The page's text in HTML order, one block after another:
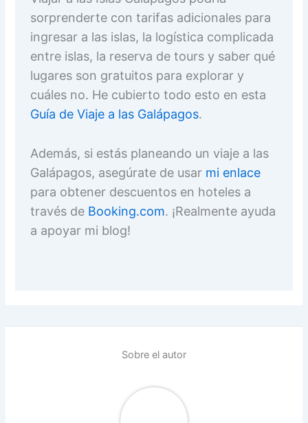
sorprenderte con tarifas adicionales para
ingresar a las islas, la logística complicada
entre islas, la reserva de tours y saber qué
lugares son gratuitos para explorar y
cuáles no. He cubierto todo esto en esta
Guía de Viaje a las Galápagos.
Además, si estás planeando un viaje a las
Galápagos, asegúrate de usar mi enlace
para obtener descuentos en hoteles a
través de Booking.com. ¡Realmente ayuda
a apoyar mi blog!
Sobre el autor